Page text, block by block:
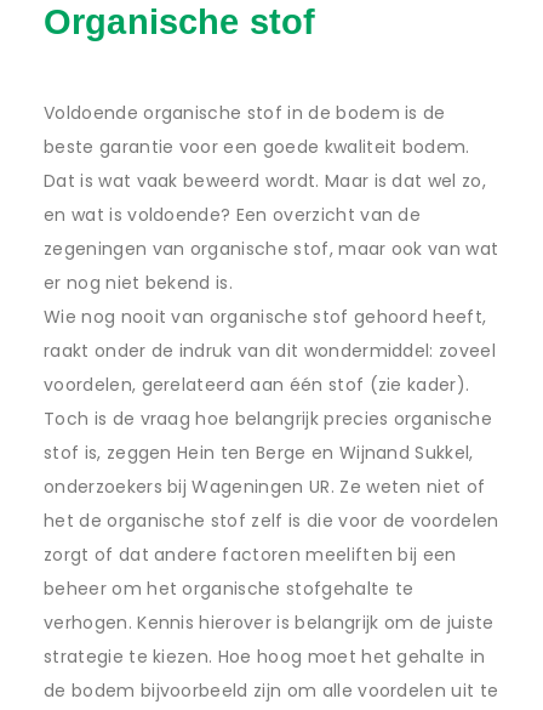
Organische stof
Voldoende organische stof in de bodem is de
beste garantie voor een goede kwaliteit bodem.
Dat is wat vaak beweerd wordt. Maar is dat wel zo,
en wat is voldoende? Een overzicht van de
zegeningen van organische stof, maar ook van wat
er nog niet bekend is.
Wie nog nooit van organische stof gehoord heeft,
raakt onder de indruk van dit wondermiddel: zoveel
voordelen, gerelateerd aan één stof (zie kader).
Toch is de vraag hoe belangrijk precies organische
stof is, zeggen Hein ten Berge en Wijnand Sukkel,
onderzoekers bij Wageningen UR. Ze weten niet of
het de organische stof zelf is die voor de voordelen
zorgt of dat andere factoren meeliften bij een
beheer om het organische stofgehalte te
verhogen. Kennis hierover is belangrijk om de juiste
strategie te kiezen. Hoe hoog moet het gehalte in
de bodem bijvoorbeeld zijn om alle voordelen uit te